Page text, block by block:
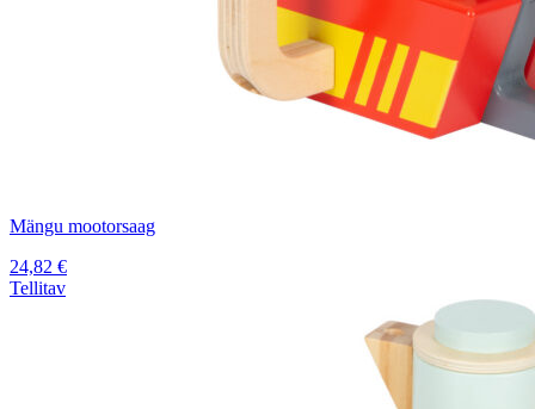
Mängu mootorsaag
24,82 €
Tellitav